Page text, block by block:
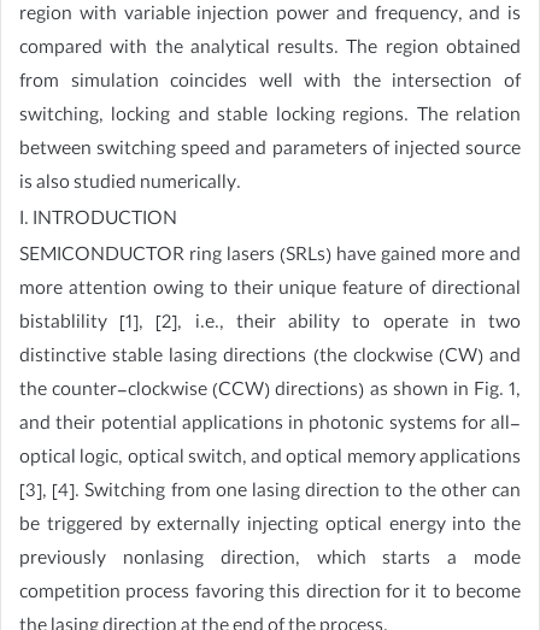
region with variable injection power and frequency, and is
compared with the analytical results. The region obtained
from simulation coincides well with the intersection of
switching, locking and stable locking regions. The relation
between switching speed and parameters of injected source
is also studied numerically.
I. INTRODUCTION
SEMICONDUCTOR ring lasers (SRLs) have gained more and
more attention owing to their unique feature of directional
bistablility [1], [2], i.e., their ability to operate in two
distinctive stable lasing directions (the clockwise (CW) and
the counter-clockwise (CCW) directions) as shown in Fig. 1,
and their potential applications in photonic systems for all-
optical logic, optical switch, and optical memory applications
[3], [4]. Switching from one lasing direction to the other can
be triggered by externally injecting optical energy into the
previously nonlasing direction, which starts a mode
competition process favoring this direction for it to become